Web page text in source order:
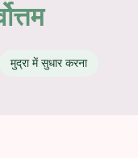
मुद्रा में सुधार करना